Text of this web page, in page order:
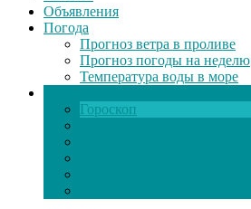
Объявления
Погода
Прогноз ветра в проливе
Прогноз погоды на неделю
Температура воды в море
Гороскоп